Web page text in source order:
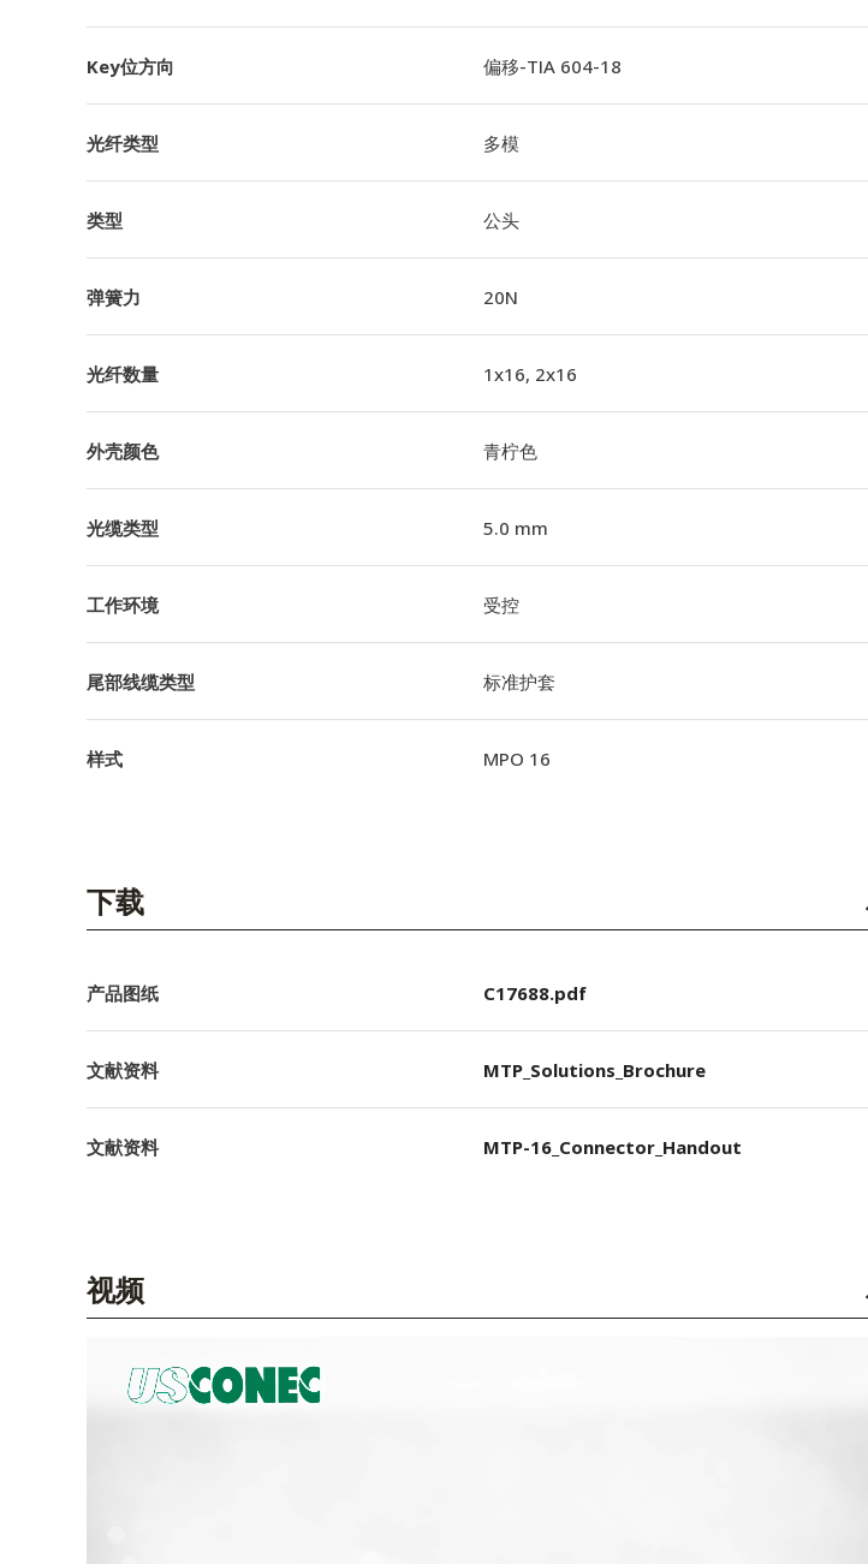
Key位方向 偏移-TIA 604-18
光纤类型 多模
类型 公头
弹簧力 20N
光纤数量 1x16, 2x16
外壳颜色 青柠色
光缆类型 5.0 mm
工作环境 受控
尾部线缆类型 标准护套
样式 MPO 16
下载
产品图纸 C17688.pdf
文献资料 MTP_Solutions_Brochure
文献资料 MTP-16_Connector_Handout
视频